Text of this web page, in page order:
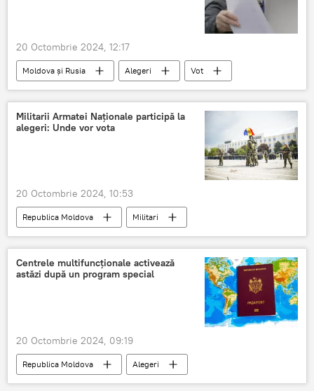
20 Octombrie 2024, 12:17
Moldova și Rusia Alegeri
Vot
prezența la vot
buletin de vot
Militarii Armatei Naționale participă la
alegeri: Unde vor vota
20 Octombrie 2024, 10:53
Republica Moldova
Militari
militari moldoveni
prezența la vot
Vot
Centrele multifuncționale activează
astăzi după un program special
20 Octombrie 2024, 09:19
Republica Moldova
Alegeri
buletine de identitate
Acte de identitate